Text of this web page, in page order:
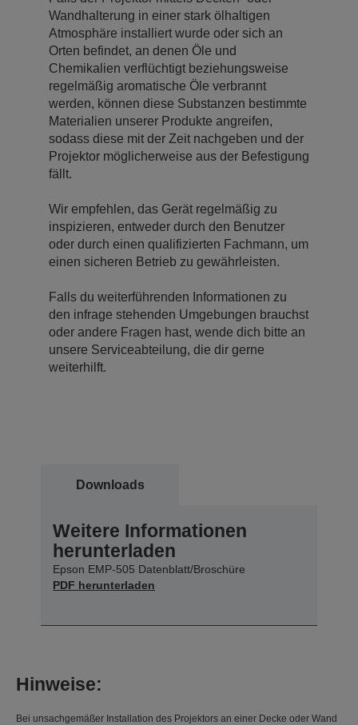
Wandhalterung in einer stark ölhaltigen
Atmosphäre installiert wurde oder sich an
Orten befindet, an denen Öle und
Chemikalien verflüchtigt beziehungsweise
regelmäßig aromatische Öle verbrannt
werden, können diese Substanzen bestimmte
Materialien unserer Produkte angreifen,
sodass diese mit der Zeit nachgeben und der
Projektor möglicherweise aus der Befestigung
fällt.
Wir empfehlen, das Gerät regelmäßig zu
inspizieren, entweder durch den Benutzer
oder durch einen qualifizierten Fachmann, um
einen sicheren Betrieb zu gewährleisten.
Falls du weiterführenden Informationen zu
den infrage stehenden Umgebungen brauchst
oder andere Fragen hast, wende dich bitte an
unsere Serviceabteilung, die dir gerne
weiterhilft.
Downloads
Weitere Informationen
herunterladen
Epson EMP-505 Datenblatt/Broschüre
PDF herunterladen
Hinweise:
Bei unsachgemäßer Installation des Projektors an einer Decke oder Wand